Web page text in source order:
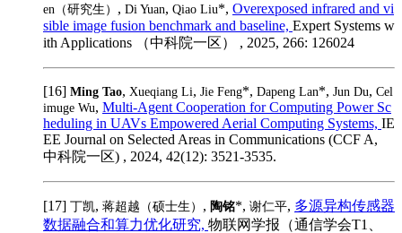
en（研究生） , Di Yuan, Qiao Liu*, Overexposed infrared and vi
sible image fusion benchmark and baseline, Expert Systems w
ith Applications （中科院一区） , 2025, 266: 126024
[16] Ming Tao, Xueqiang Li, Jie Feng*, Dapeng Lan*, Jun Du, Cel
imuge Wu, Multi-Agent Cooperation for Computing Power Sc
heduling in UAVs Empowered Aerial Computing Systems, IE
EE Journal on Selected Areas in Communications (CCF A,
中科院一区) , 2024, 42(12): 3521-3535.
[17] 丁凯, 蒋超越（硕士生） , 陶铭*, 谢仁平, 多源异构传感器
数据融合和算力优化研究, 物联网学报（通信学会T1、